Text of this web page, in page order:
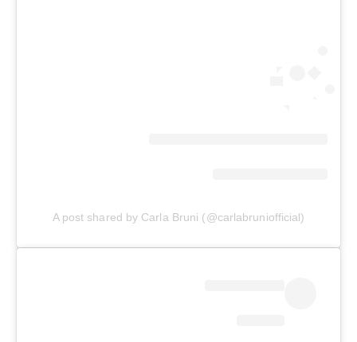
A post shared by Carla Bruni (@carlabruniofficial)